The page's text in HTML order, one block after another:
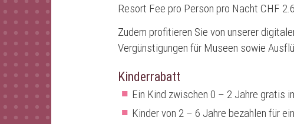
Resort Fee pro Person pro Nacht CHF
Zudem profitieren Sie von unserer
Vergünstigungen für Museen sowie
Kinderrabatt
Ein Kind zwischen 0 – 2 Jahre gratis
Kinder von 2 – 6 Jahre bezahlen für